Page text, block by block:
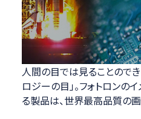
人間の目では見ることので
ロジーの目」。フォトロンの
る製品は、世界最高品質の